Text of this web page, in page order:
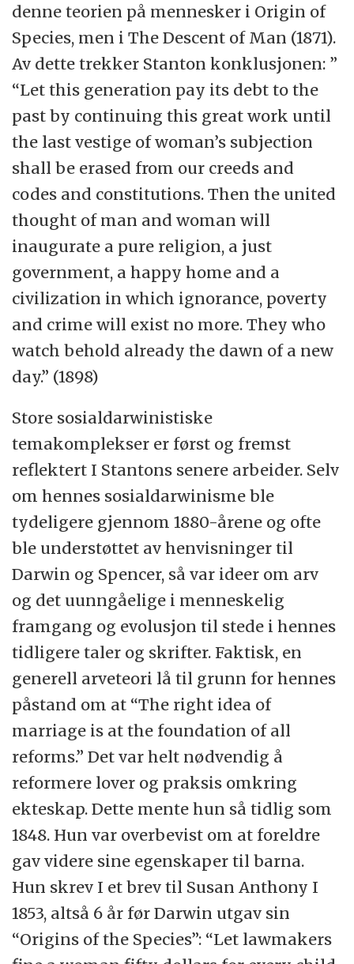
denne teorien på mennesker i Origin of
Species, men i The Descent of Man (1871).
Av dette trekker Stanton konklusjonen: ”
“Let this generation pay its debt to the
past by continuing this great work until
the last vestige of woman’s subjection
shall be erased from our creeds and
codes and constitutions. Then the united
thought of man and woman will
inaugurate a pure religion, a just
government, a happy home and a
civilization in which ignorance, poverty
and crime will exist no more. They who
watch behold already the dawn of a new
day.” (1898)
Store sosialdarwinistiske
temakomplekser er først og fremst
reflektert I Stantons senere arbeider. Selv
om hennes sosialdarwinisme ble
tydeligere gjennom 1880-årene og ofte
ble understøttet av henvisninger til
Darwin og Spencer, så var ideer om arv
og det uunngåelige i menneskelig
framgang og evolusjon til stede i hennes
tidligere taler og skrifter. Faktisk, en
generell arveteori lå til grunn for hennes
påstand om at “The right idea of
marriage is at the foundation of all
reforms.” Det var helt nødvendig å
reformere lover og praksis omkring
ekteskap. Dette mente hun så tidlig som
1848. Hun var overbevist om at foreldre
gav videre sine egenskaper til barna.
Hun skrev I et brev til Susan Anthony I
1853, altså 6 år før Darwin utgav sin
“Origins of the Species”: “Let lawmakers